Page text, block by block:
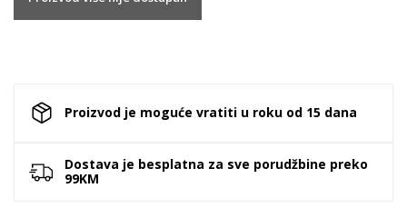
Proizvod je moguće vratiti u roku od 15 dana
Dostava je besplatna za sve porudžbine preko
99KM